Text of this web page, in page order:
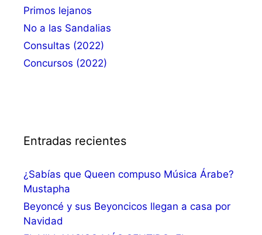
Primos lejanos
No a las Sandalias
Consultas (2022)
Concursos (2022)
Entradas recientes
¿Sabías que Queen compuso Música Árabe?
Mustapha
Beyoncé y sus Beyoncicos llegan a casa por
Navidad